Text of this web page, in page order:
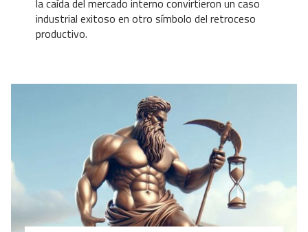
industrial exitoso en otro símbolo del retroceso
productivo.